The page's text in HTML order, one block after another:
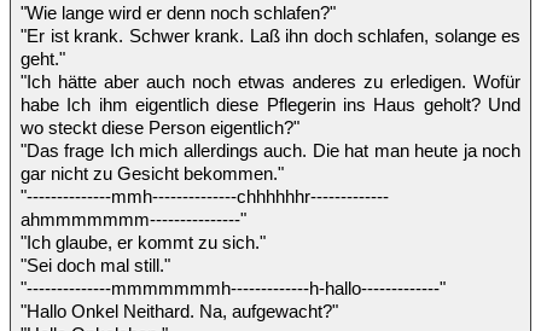
"Wie lange wird er denn noch schlafen?"
"Er ist krank. Schwer krank. Laß ihn doch schlafen, solange es
geht."
"Ich hätte aber auch noch etwas anderes zu erledigen. Wofür
habe Ich ihm eigentlich diese Pflegerin ins Haus geholt? Und
wo steckt diese Person eigentlich?"
"Das frage Ich mich allerdings auch. Die hat man heute ja noch
gar nicht zu Gesicht bekommen."
"--------------mmh--------------chhhhhhr-------------
ahmmmmmmm---------------"
"Ich glaube, er kommt zu sich."
"Sei doch mal still."
"--------------mmmmmmmh-------------h-hallo-------------"
"Hallo Onkel Neithard. Na, aufgewacht?"